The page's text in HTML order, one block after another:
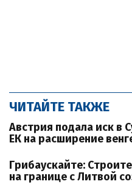
ЧИТАЙТЕ ТАКЖЕ
Австрия подала иск в
ЕК на расширение
Грибаускайте:
на границе с Литвой